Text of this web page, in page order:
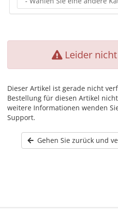
Leider
Dieser Artikel ist gerade nicht
Bestellung für diesen Artikel
weitere Informationen wenden
Support.
Gehen Sie zurück und